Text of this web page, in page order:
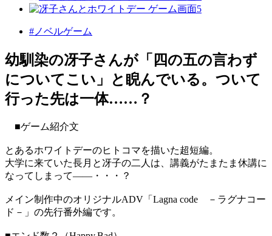
#ノベルゲーム
幼馴染の冴子さんが「四の五の言わず
についてこい」と睨んでいる。ついて
行った先は一体……？
■ゲーム紹介文
とあるホワイトデーのヒトコマを描いた超短編。
大学に来ていた長月と冴子の二人は、講義がたまたま休講に
なってしまって――・・・？
メイン制作中のオリジナルADV「Lagna code －ラグナコー
ド－」の先行番外編です。